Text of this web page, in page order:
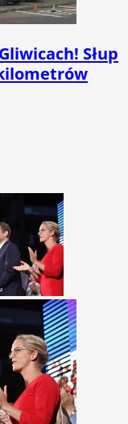
Słup